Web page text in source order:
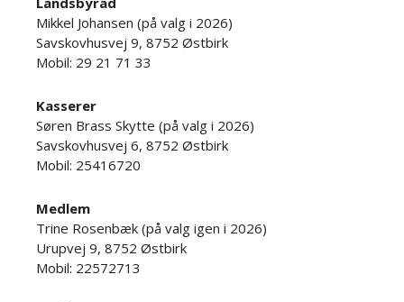
Mikkel Johansen (på valg i 2026)
Savskovhusvej 9, 8752 Østbirk
Mobil: 29 21 71 33
Kasserer
Søren Brass Skytte (på valg i 2026)
Savskovhusvej 6, 8752 Østbirk
Mobil: 25416720
Medlem
Trine Rosenbæk (på valg igen i 2026)
Urupvej 9, 8752 Østbirk
Mobil: 22572713